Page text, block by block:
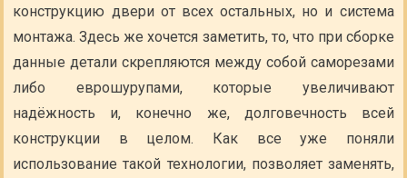
конструкцию двери от всех остальных, но и система
монтажа. Здесь же хочется заметить, то, что при сборке
данные детали скрепляются между собой саморезами
либо еврошурупами, которые увеличивают
надёжность и, конечно же, долговечность всей
конструкции в целом. Как все уже поняли
использование такой технологии, позволяет заменять,